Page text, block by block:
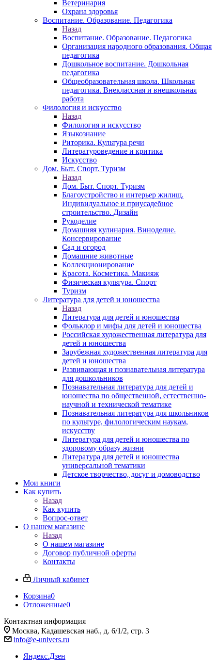
Ветеринария
Охрана здоровья
Воспитание. Образование. Педагогика
Назад
Воспитание. Образование. Педагогика
Организация народного образования. Общая
педагогика
Дошкольное воспитание. Дошкольная
педагогика
Общеобразовательная школа. Школьная
педагогика. Внеклассная и внешкольная
работа
Филология и искусство
Назад
Филология и искусство
Языкознание
Риторика. Культура речи
Литературоведение и критика
Искусство
Дом. Быт. Спорт. Туризм
Назад
Дом. Быт. Спорт. Туризм
Благоустройство и интерьер жилищ.
Индивидуальное и приусадебное
строительство. Дизайн
Рукоделие
Домашняя кулинария. Виноделие.
Консервирование
Сад и огород
Домашние животные
Коллекционирование
Красота. Косметика. Макияж
Физическая культура. Спорт
Туризм
Литература для детей и юношества
Назад
Литература для детей и юношества
Фольклор и мифы для детей и юношества
Российская художественная литература для
детей и юношества
Зарубежная художественная литература для
детей и юношества
Развивающая и познавательная литература
для дошкольников
Познавательная литература для детей и
юношества по общественной, естественно-
научной и технической тематике
Познавательная литература для школьников
по культуре, филологическим наукам,
искусству
Литература для детей и юношества по
здоровому образу жизни
Литература для детей и юношества
универсальной тематики
Детское творчество, досуг и домоводство
Мои книги
Как купить
Назад
Как купить
Вопрос-ответ
О нашем магазине
Назад
О нашем магазине
Договор публичной оферты
Контакты
Личный кабинет
Корзина0
Отложенные0
Контактная информация
Москва, Кадашевская наб., д. 6/1/2, стр. 3
info@e-univers.ru
Яндекс.Дзен